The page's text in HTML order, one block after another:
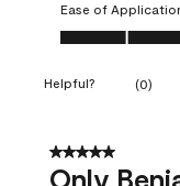
Ease of
Ease of
Helpful? (0)
5 out of 5 stars.
Only